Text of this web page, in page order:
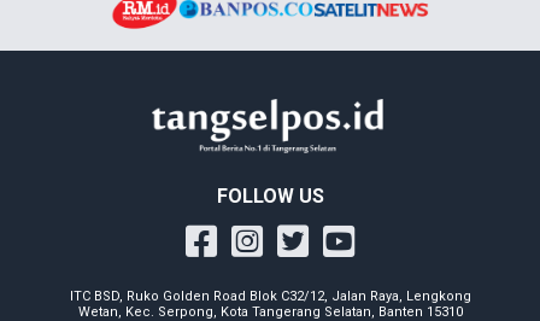
FOLLOW US
ITC BSD, Ruko Golden Road Blok C32/12, Jalan Raya, Lengkong
Wetan, Kec. Serpong, Kota Tangerang Selatan, Banten 15310